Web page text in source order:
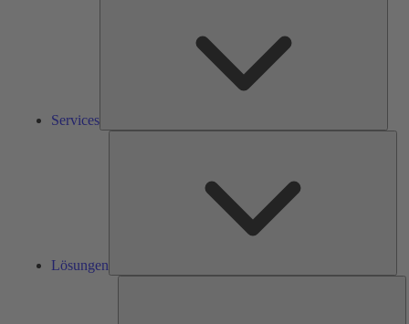
Services
Lösungen